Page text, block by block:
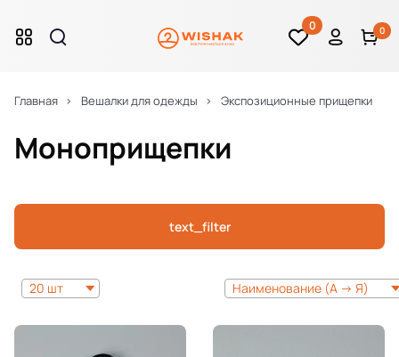
0 0
Главная Вешалки для одежды Экспозиционные прищепки
Моноприщепки
text_filter
20 шт Наименование (А -> Я)